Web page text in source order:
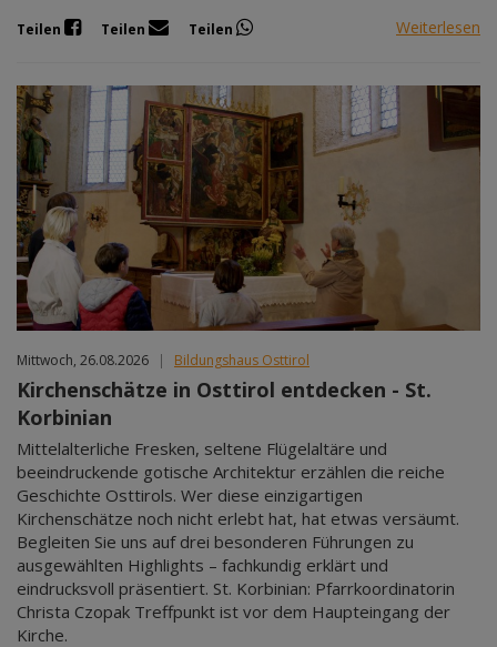
Teilen Teilen Teilen Weiterlesen
Mittwoch, 26.08.2026 | Bildungshaus Osttirol
Kirchenschätze in Osttirol entdecken - St.
Korbinian
Mittelalterliche Fresken, seltene Flügelaltäre und
beeindruckende gotische Architektur erzählen die reiche
Geschichte Osttirols. Wer diese einzigartigen
Kirchenschätze noch nicht erlebt hat, hat etwas versäumt.
Begleiten Sie uns auf drei besonderen Führungen zu
ausgewählten Highlights – fachkundig erklärt und
eindrucksvoll präsentiert. St. Korbinian: Pfarrkoordinatorin
Christa Czopak Treffpunkt ist vor dem Haupteingang der
Kirche.